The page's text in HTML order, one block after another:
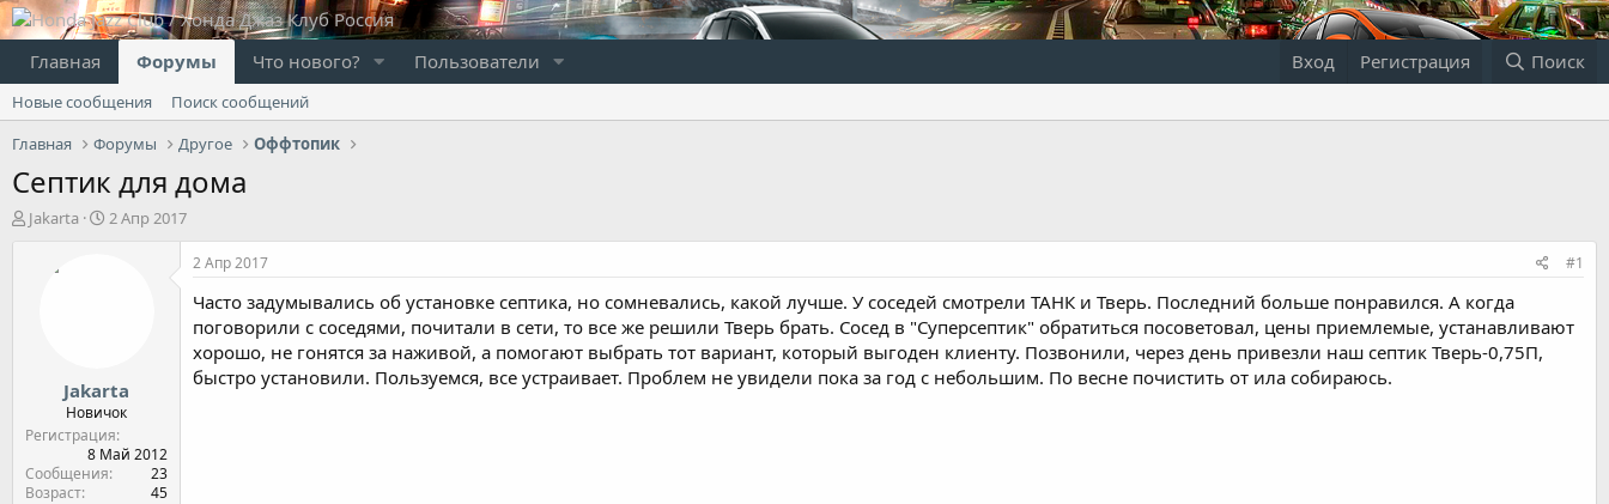
Главная Форумы Что нового? Пользователи Вход Регистрация Поиск
Новые сообщения
Поиск сообщений
Главная
Форумы Другое Оффтопик
Септик для дома
А
Jakarta
Д
л
а
2 Апр 2017
Jakarta
Новичок
Регистрация
8 Май 2012
Сообщения
23
Возраст
45
2 Апр 2017 #1
Часто задумывались об установке септика, но сомневались, какой лучше. У соседей смотрели ТАНК и Тверь. Последний больше понравился. А когда
поговорили с соседями, почитали в сети, то все же решили Тверь брать. Сосед в "Суперсептик" обратиться посоветовал, цены приемлемые, устанавливают
хорошо, не гонятся за наживой, а помогают выбрать тот вариант, который выгоден клиенту. Позвонили, через день привезли наш септик Тверь-0,75П,
быстро установили. Пользуемся, все устраивает. Проблем не увидели пока за год с небольшим. По весне почистить от ила собираюсь.